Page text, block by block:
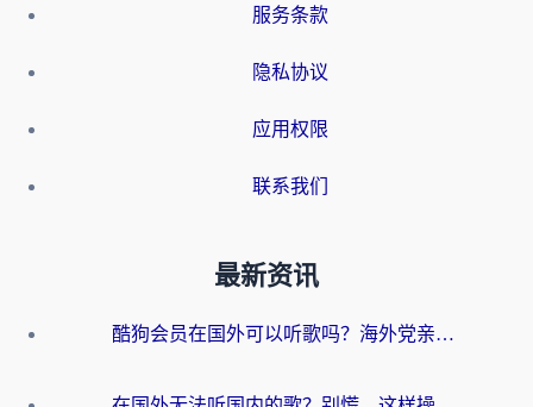
服务条款
隐私协议
应用权限
联系我们
最新资讯
酷狗会员在国外可以听歌吗？海外党亲测有效：3步解决音乐权限难题